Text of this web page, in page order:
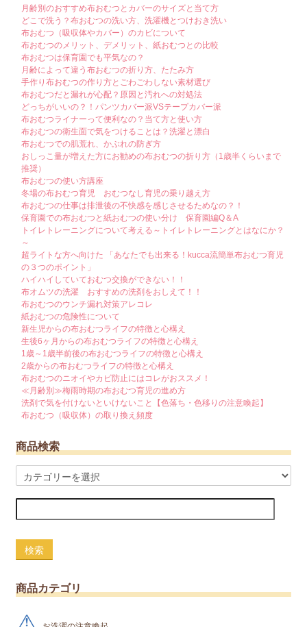
月齢別のおすすめ布おむつとカバーのサイズと当て方
どこで洗う？布おむつの洗い方、洗濯機とつけおき洗い
布おむつ（吸収体やカバー）のカビについて
布おむつのメリット、デメリット、紙おむつとの比較
布おむつは保育園でも平気なの？
月齢によって違う布おむつの折り方、たたみ方
手作り布おむつの作り方とごわごわしない素材選び
布おむつだと漏れが心配？原因と汚れへの対処法
どっちがいいの？！パンツカバー派VSテープカバー派
布おむつライナーって便利なの？当て方と使い方
布おむつの衛生面で気をつけることは？洗濯と漂白
布おむつでの肌荒れ、かぶれの防ぎ方
おしっこ量が増えた方にお勧めの布おむつの折り方（1歳半くらいまで
推奨）
布おむつの使い方講座
冬場の布おむつ育児 おむつなし育児の乗り越え方
布おむつの仕事は排泄後の不快感を感じさせるためなの？！
保育園での布おむつと紙おむつの使い分け 保育園編Q＆A
トイレトレーニングについて考える～トイレトレーニングとはなにか？
～
超ライトな方へ向けた 「あなたでも出来る！kucca流簡単布おむつ育児
の３つのポイント」
ハイハイしていておむつ交換ができない！！
布オムツの洗濯 おすすめの洗剤をおしえて！！
布おむつのウンチ漏れ対策アレコレ
紙おむつの危険性について
新生児からの布おむつライフの特徴と心構え
生後6ヶ月からの布おむつライフの特徴と心構え
1歳～1歳半前後の布おむつライフの特徴と心構え
2歳からの布おむつライフの特徴と心構え
布おむつのニオイやカビ防止にはコレがおススメ！
≪月齢別≫梅雨時期の布おむつ育児の進め方
洗剤で気を付けないといけないこと【色落ち・色移りの注意喚起】
布おむつ（吸収体）の取り換え頻度
商品検索
検索
商品カテゴリ